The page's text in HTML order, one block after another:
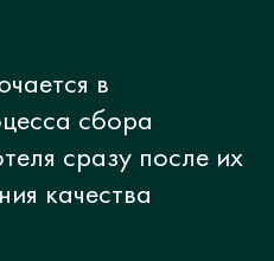
в
сбора
сразу после их
качества